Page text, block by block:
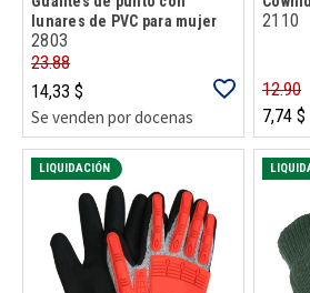
lunares de PVC para mujer
2803
23.88
14,33 $
Se venden por docenas
2110
12.90
7,74 $
LIQUIDACIÓN